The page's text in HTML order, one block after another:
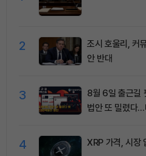
2
조시 호울리, 커
안 반대
3
8월 6일 출근길
법안 또 밀렸다…
4 XRP 가격, 시장